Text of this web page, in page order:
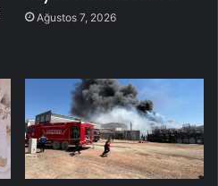
Ağustos 7, 2026